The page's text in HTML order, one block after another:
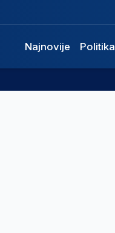
Najnovije Politika